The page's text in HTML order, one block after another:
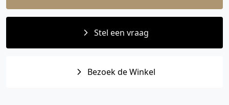
Stel een vraag
Bezoek de Winkel